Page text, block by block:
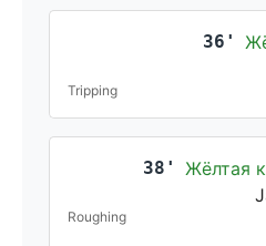
36'
Tripping
38'
Жёлтая
Roughing